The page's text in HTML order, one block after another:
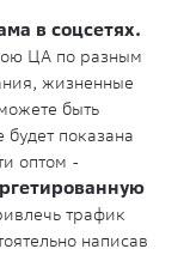
в соцсетях.
ЦА по разным
жизненные
быть
показана
оптом -
трафик
написав